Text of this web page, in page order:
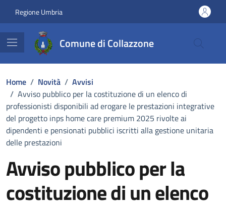
Regione Umbria
Comune di Collazzone
Home / Novità / Avvisi
/ Avviso pubblico per la costituzione di un elenco di
professionisti disponibili ad erogare le prestazioni integrative
del progetto inps home care premium 2025 rivolte ai
dipendenti e pensionati pubblici iscritti alla gestione unitaria
delle prestazioni
Avviso pubblico per la
costituzione di un elenco